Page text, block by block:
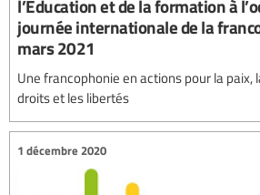
l’Education et de la formation à
journée internationale de la
mars 2021
Une francophonie en actions pour la paix,
droits et les libertés
1 décembre 2020